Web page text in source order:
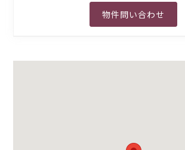
物件問い合わせ